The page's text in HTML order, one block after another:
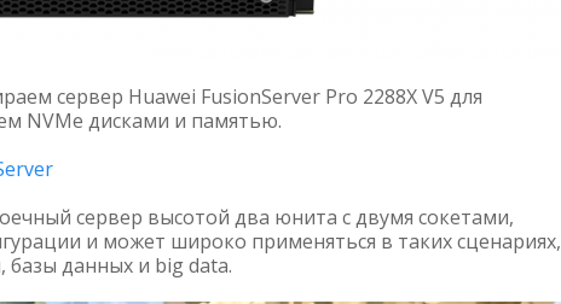
сервер Huawei FusionServer Pro 2288X V5 для
NVMe дисками и памятью.
сервер высотой два юнита с двумя сокетами,
и может широко применяться в таких сценариях,
базы данных и big data.